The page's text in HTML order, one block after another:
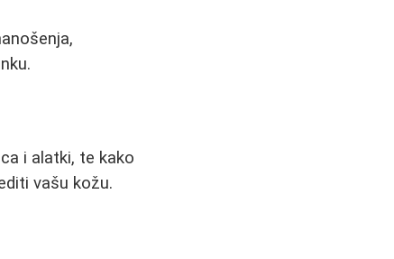
i alatki, te kako
vašu kožu.